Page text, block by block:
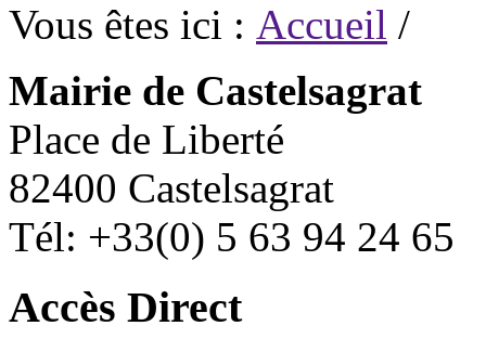
Vous êtes ici : Accueil /
Mairie de Castelsagrat
Place de Liberté
82400 Castelsagrat
Tél: +33(0) 5 63 94 24 65
Accès Direct